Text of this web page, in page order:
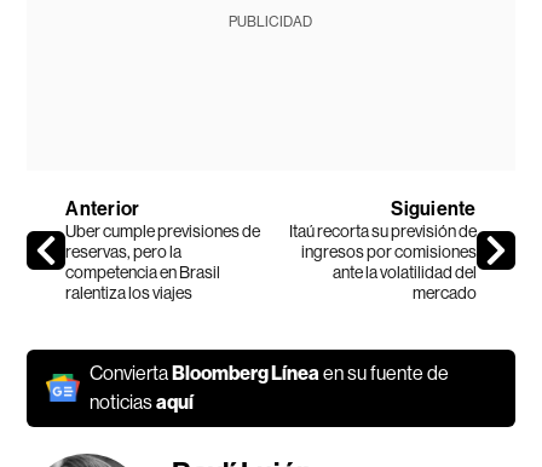
PUBLICIDAD
Anterior
Uber cumple previsiones de
reservas, pero la
competencia en Brasil
ralentiza los viajes
Siguiente
Itaú recorta su previsión de
ingresos por comisiones
ante la volatilidad del
mercado
ConviertaBloomberg Línea en su fuente de
noticiasaquí